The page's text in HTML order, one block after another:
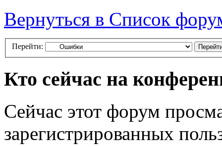
Вернуться в Список
Перейти:
Кто сейчас на
Сейчас этот форум
зарегистрированных